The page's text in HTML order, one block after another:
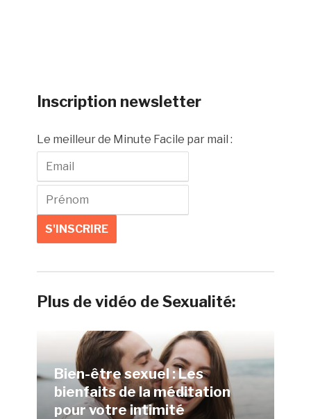
Inscription newsletter
Le meilleur de Minute Facile par mail :
Plus de vidéo de Sexualité:
Bien-être sexuel : Les
bienfaits de la méditation
pour votre intimité